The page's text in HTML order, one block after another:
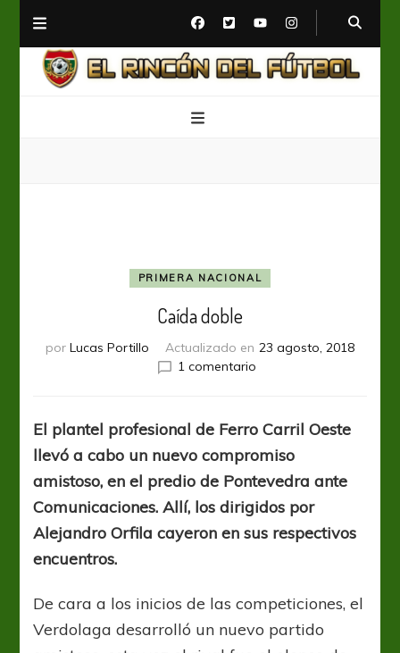
PRIMERA NACIONAL
Caída doble
por Lucas Portillo Actualizado en 23 agosto, 2018
1 comentarioen
El plantel profesional de Ferro Carril Oeste
llevó a cabo un nuevo compromiso
amistoso, en el predio de Pontevedra ante
Comunicaciones. Allí, los dirigidos por
Alejandro Orfila cayeron en sus respectivos
encuentros.
De cara a los inicios de las competiciones, el
Verdolaga desarrolló un nuevo partido